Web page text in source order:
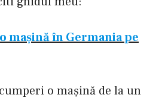
o mașină în Germania pe
o mașină de la un